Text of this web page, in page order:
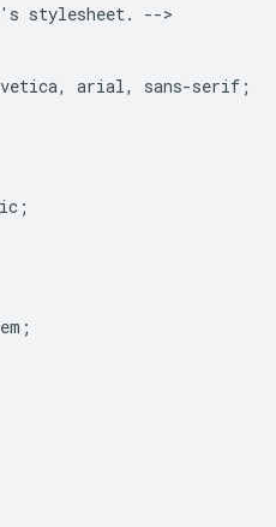
stylesheet. -->
arial, sans-serif;